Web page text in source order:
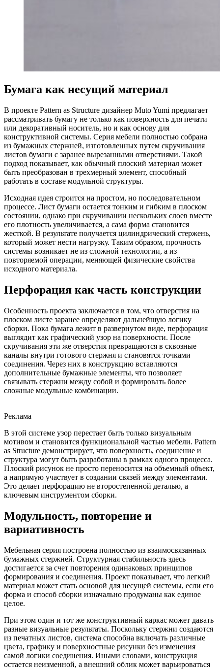
Бумага как несущий материал
В проекте Pattern as Structure дизайнер Muto Yumi предлагает
рассматривать бумагу не только как поверхность для печати
или декоративный носитель, но и как основу для
конструктивной системы. Серия мебели полностью собрана
из бумажных стержней, изготовленных путем скручивания
листов бумаги с заранее вырезанными отверстиями. Такой
подход показывает, как обычный плоский материал может
быть преобразован в трехмерный элемент, способный
работать в составе модульной структуры.
Исходная идея строится на простом, но последовательном
процессе. Лист бумаги остается тонким и гибким в плоском
состоянии, однако при скручивании нескольких слоев вместе
его плотность увеличивается, а сама форма становится
жесткой. В результате получается цилиндрический стержень,
который может нести нагрузку. Таким образом, прочность
системы возникает не из сложной технологии, а из
повторяемой операции, меняющей физические свойства
исходного материала.
Перфорация как часть конструкции
Особенность проекта заключается в том, что отверстия на
плоском листе заранее определяют дальнейшую логику
сборки. Пока бумага лежит в развернутом виде, перфорация
выглядит как графический узор на поверхности. После
скручивания эти же отверстия превращаются в сквозные
каналы внутри готового стержня и становятся точками
соединения. Через них в конструкцию вставляются
дополнительные бумажные элементы, что позволяет
связывать стержни между собой и формировать более
сложные модульные комбинации.
Реклама
В этой системе узор перестает быть только визуальным
мотивом и становится функциональной частью мебели. Pattern
as Structure демонстрирует, что поверхность, соединение и
структура могут быть разработаны в рамках одного процесса.
Плоский рисунок не просто переносится на объемный объект,
а напрямую участвует в создании связей между элементами.
Это делает перфорацию не второстепенной деталью, а
ключевым инструментом сборки.
Модульность, повторение и
вариативность
Мебельная серия построена полностью из взаимосвязанных
бумажных стержней. Структурная стабильность здесь
достигается за счет повторения одинаковых принципов
формирования и соединения. Проект показывает, что легкий
материал может стать основой для несущей системы, если его
форма и способ сборки изначально продуманы как единое
целое.
При этом один и тот же конструктивный каркас может давать
разные визуальные результаты. Поскольку стержни создаются
из печатных листов, система способна включать различные
цвета, графику и поверхностные рисунки без изменения
самой логики соединения. Иными словами, конструкция
остается неизменной, а внешний облик может варьироваться